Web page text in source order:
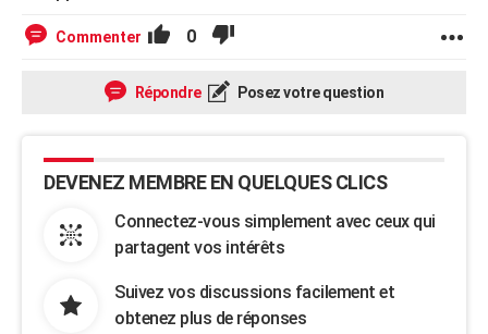
Commenter 0
Répondre Posez votre question
DEVENEZ MEMBRE EN QUELQUES CLICS
Connectez-vous simplement avec ceux qui
partagent vos intérêts
Suivez vos discussions facilement et
obtenez plus de réponses